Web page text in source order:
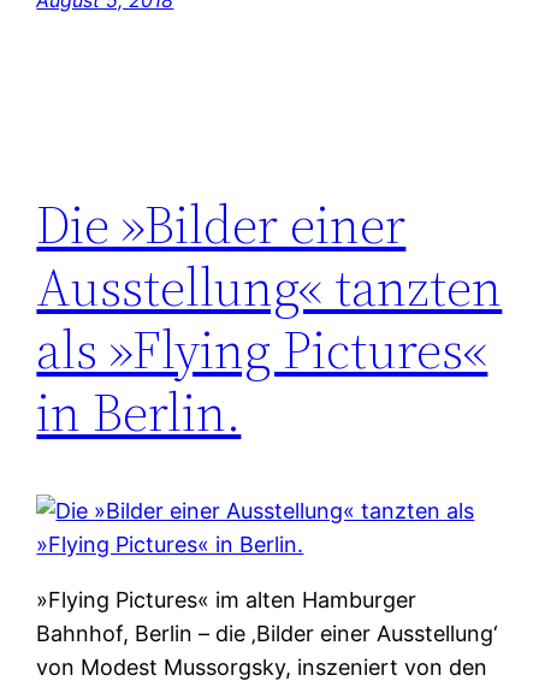
Die »Bilder einer
Ausstellung« tanzten
als »Flying Pictures«
in Berlin.
»Flying Pictures« im alten Hamburger
Bahnhof, Berlin – die ‚Bilder einer Ausstellung‘
von Modest Mussorgsky, inszeniert von den